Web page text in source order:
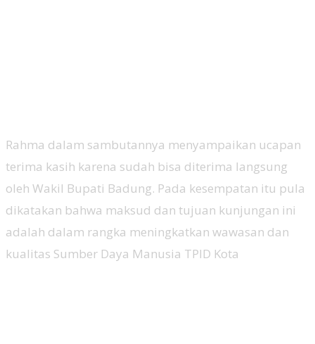
Rahma dalam sambutannya menyampaikan ucapan
terima kasih karena sudah bisa diterima langsung
oleh Wakil Bupati Badung. Pada kesempatan itu pula
dikatakan bahwa maksud dan tujuan kunjungan ini
adalah dalam rangka meningkatkan wawasan dan
kualitas Sumber Daya Manusia TPID Kota